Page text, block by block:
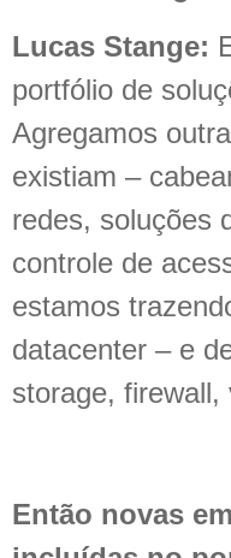
Lucas Stange:
portfólio de
Agregamos
existiam –
redes, soluções
controle de
estamos
datacenter – e
storage, firewall,
Então novas